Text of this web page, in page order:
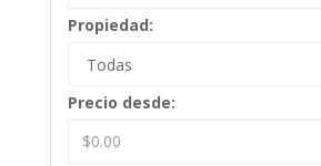
Propiedad:
Precio desde: